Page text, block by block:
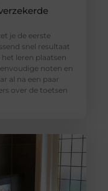
je de eerste
snel resultaat
leren plaatsen
noten en
al na een paar
over de toetsen